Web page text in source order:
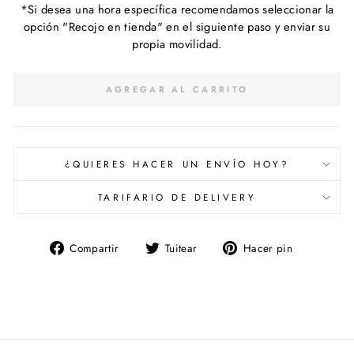
*Si desea una hora específica recomendamos seleccionar la
opción "Recojo en tienda" en el siguiente paso y enviar su
propia movilidad.
AGREGAR AL CARRITO
¿QUIERES HACER UN ENVÍO HOY?
TARIFARIO DE DELIVERY
Compartir
CompartirTuitear
Tuitear Hacer pin